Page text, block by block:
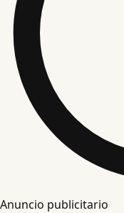
Anuncio publicitario